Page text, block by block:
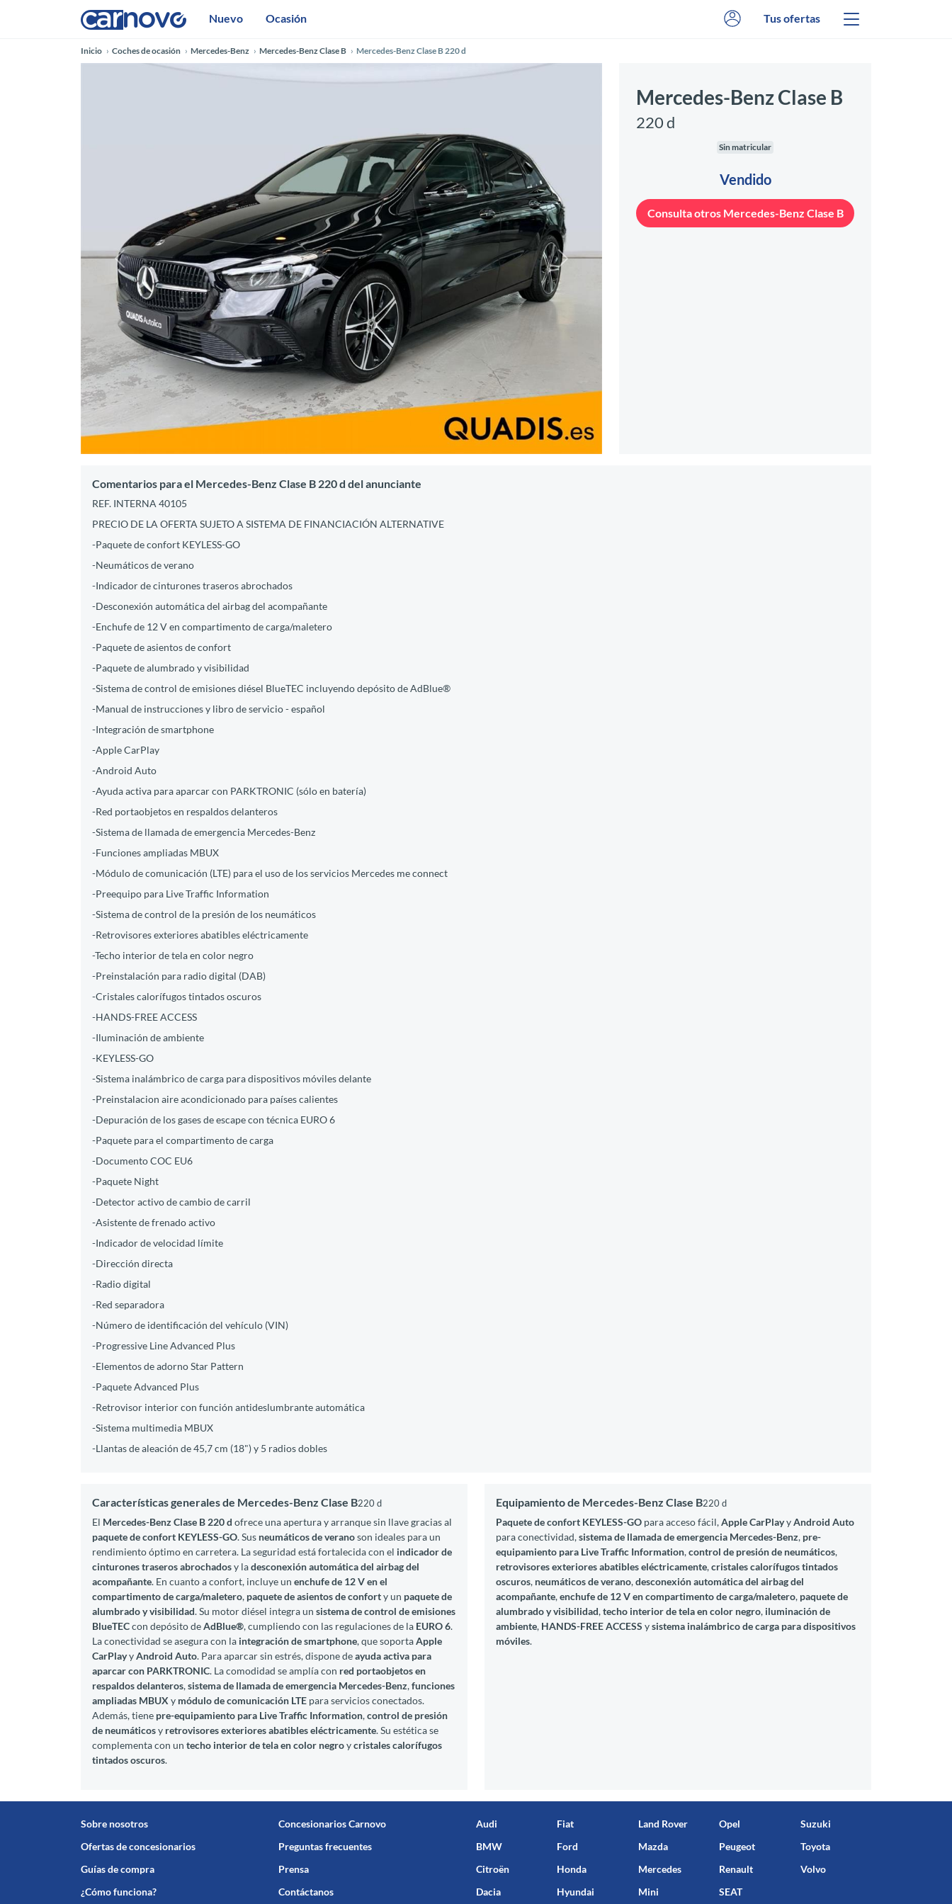
Nuevo Ocasión Tus ofertas
Inicio Coches de ocasión Mercedes-Benz Mercedes-Benz Clase B Mercedes-Benz Clase B 220 d
Anterior Siguiente
Mercedes-Benz Clase B
220 d
Sin matricular
Vendido
Consulta otros Mercedes-Benz Clase B
Comentarios para el Mercedes-Benz Clase B 220 d del anunciante
REF. INTERNA 40105
PRECIO DE LA OFERTA SUJETO A SISTEMA DE FINANCIACIÓN ALTERNATIVE
-Paquete de confort KEYLESS-GO
-Neumáticos de verano
-Indicador de cinturones traseros abrochados
-Desconexión automática del airbag del acompañante
-Enchufe de 12 V en compartimento de carga/maletero
-Paquete de asientos de confort
-Paquete de alumbrado y visibilidad
-Sistema de control de emisiones diésel BlueTEC incluyendo depósito de AdBlue®
-Manual de instrucciones y libro de servicio - español
-Integración de smartphone
-Apple CarPlay
-Android Auto
-Ayuda activa para aparcar con PARKTRONIC (sólo en batería)
-Red portaobjetos en respaldos delanteros
-Sistema de llamada de emergencia Mercedes-Benz
-Funciones ampliadas MBUX
-Módulo de comunicación (LTE) para el uso de los servicios Mercedes me connect
-Preequipo para Live Traffic Information
-Sistema de control de la presión de los neumáticos
-Retrovisores exteriores abatibles eléctricamente
-Techo interior de tela en color negro
-Preinstalación para radio digital (DAB)
-Cristales calorífugos tintados oscuros
-HANDS-FREE ACCESS
-Iluminación de ambiente
-KEYLESS-GO
-Sistema inalámbrico de carga para dispositivos móviles delante
-Preinstalacion aire acondicionado para países calientes
-Depuración de los gases de escape con técnica EURO 6
-Paquete para el compartimento de carga
-Documento COC EU6
-Paquete Night
-Detector activo de cambio de carril
-Asistente de frenado activo
-Indicador de velocidad límite
-Dirección directa
-Radio digital
-Red separadora
-Número de identificación del vehículo (VIN)
-Progressive Line Advanced Plus
-Elementos de adorno Star Pattern
-Paquete Advanced Plus
-Retrovisor interior con función antideslumbrante automática
-Sistema multimedia MBUX
-Llantas de aleación de 45,7 cm (18") y 5 radios dobles
Características generales de Mercedes-Benz Clase B220 d
El Mercedes-Benz Clase B 220 d ofrece una apertura y arranque sin llave gracias al
paquete de confort KEYLESS-GO. Sus neumáticos de veranoson ideales para un
rendimiento óptimo en carretera. La seguridad está fortalecida con el indicador de
cinturones traseros abrochadosy ladesconexión automática del airbag del
acompañante. En cuanto a confort, incluye un enchufe de 12 V en el
compartimento de carga/maletero, paquete de asientos de conforty un paquete de
alumbrado y visibilidad. Su motor diésel integra un sistema de control de emisiones
BlueTECcon depósito deAdBlue®, cumpliendo con las regulaciones de la EURO 6.
La conectividad se asegura con la integración de smartphone, que soportaApple
CarPlayyAndroid Auto. Para aparcar sin estrés, dispone deayuda activa para
aparcar con PARKTRONIC. La comodidad se amplía con red portaobjetos en
respaldos delanteros,sistema de llamada de emergencia Mercedes-Benz,funciones
ampliadas MBUX y módulo de comunicación LTE para servicios conectados.
Además, tiene pre-equipamiento para Live Traffic Information,control de presión
de neumáticosy retrovisores exteriores abatibles eléctricamente. Su estética se
complementa con un techo interior de tela en color negroycristales calorífugos
tintados oscuros.
Equipamiento de Mercedes-Benz Clase B220 d
Paquete de confort KEYLESS-GO para acceso fácil,Apple CarPlayyAndroid Auto
para conectividad,sistema de llamada de emergencia Mercedes-Benz, pre-
equipamiento para Live Traffic Information,control de presión de neumáticos,
retrovisores exteriores abatibles eléctricamente,cristales calorífugos tintados
oscuros, neumáticos de verano,desconexión automática del airbag del
acompañante,enchufe de 12 V en compartimento de carga/maletero, paquete de
alumbrado y visibilidad,techo interior de tela en color negro, iluminación de
ambiente, HANDS-FREE ACCESS ysistema inalámbrico de carga para dispositivos
móviles.
Sobre nosotros
Ofertas de concesionarios
Guías de compra
¿Cómo funciona?
Concesionarios Carnovo
Preguntas frecuentes
Prensa
Contáctanos
Audi
BMW
Citroën
Dacia
Fiat
Ford
Honda
Hyundai
Land Rover
Mazda
Mercedes
Mini
Opel
Peugeot
Renault
SEAT
Suzuki
Toyota
Volvo